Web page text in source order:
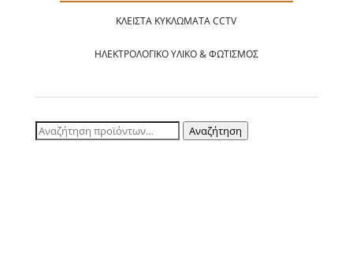
ΚΛΕΙΣΤΆ ΚΥΚΛΏΜΑΤΑ CCTV
ΗΛΕΚΤΡΟΛΟΓΙΚΌ ΥΛΙΚΌ & ΦΩΤΙΣΜΌΣ
Αναζήτηση
Αναζήτηση